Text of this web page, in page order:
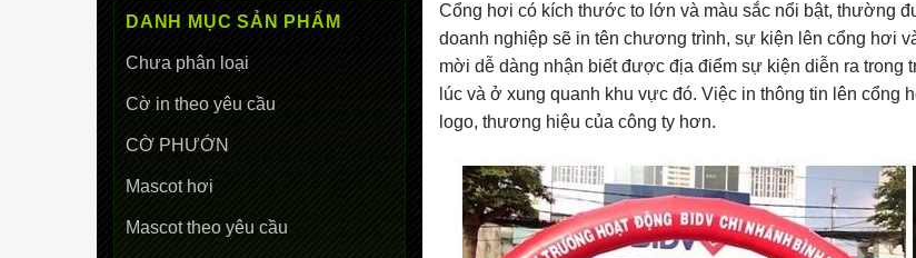
DANH MỤC SẢN PHẨM
Chưa phân loại
Cờ in theo yêu cầu
CỜ PHƯỚN
Mascot hơi
Mascot theo yêu cầu
Cổng hơi có kích thước to lớn và màu sắc nổi bật, thường
doanh nghiệp sẽ in tên chương trình, sự kiện lên cổng hơi
mời dễ dàng nhận biết được địa điểm sự kiện diễn ra
lúc và ở xung quanh khu vực đó. Việc in thông tin lên
logo, thương hiệu của công ty hơn.